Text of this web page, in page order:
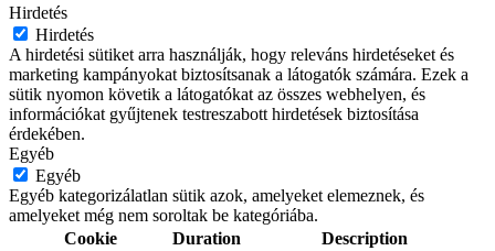
Hirdetés
Hirdetés
A hirdetési sütiket arra használják, hogy releváns hirdetéseket és
marketing kampányokat biztosítsanak a látogatók számára. Ezek a
sütik nyomon követik a látogatókat az összes webhelyen, és
információkat gyűjtenek testreszabott hirdetések biztosítása
érdekében.
Egyéb
Egyéb
Egyéb kategorizálatlan sütik azok, amelyeket elemeznek, és
amelyeket még nem soroltak be kategóriába.
Cookie
Duration Description